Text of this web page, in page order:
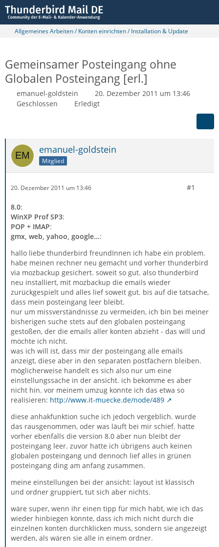
Allgemeines Arbeiten / Konten einrichten / Installation & Update
Gemeinsamer Posteingang ohne
Globalen Posteingang [erl.]
emanuel-goldstein
20. Dezember 2011 um 13:46
Geschlossen
Erledigt
emanuel-goldstein
Mitglied
20. Dezember 2011 um 13:46 #1
8.0:
WinXP Prof SP3:
POP + IMAP:
gmx, web, yahoo, google...:
hallo liebe thunderbird freundInnen ich habe ein problem.
habe meinen rechner neu gemacht und vorher thunderbird
via mozbackup gesichert. soweit so gut. also thunderbird
neu installiert, mit mozbackup die emails wieder
zurückgespielt und alles lief soweit gut. bis auf die tatsache,
dass mein posteingang leer bleibt.
nur um missverständnisse zu vermeiden, ich bin bei meiner
bisherigen suche stets auf den globalen posteingang
gestoßen, der die emails aller konten abzieht - das will und
möchte ich nicht.
was ich will ist, dass mir der posteingang alle emails
anzeigt, diese aber in den separaten postfächern bleiben.
möglicherweise handelt es sich also nur um eine
einstellungssache in der ansicht. ich bekomme es aber
nicht hin. vor meinem umzug konnte ich das etwa so
realisieren: http://www.it-muecke.de/node/489
diese anhakfunktion suche ich jedoch vergeblich. wurde
das rausgenommen, oder was läuft bei mir schief. hatte
vorher ebenfalls die version 8.0 aber nun bleibt der
posteingang leer. zuvor hatte ich übrigens auch keinen
globalen posteingang und dennoch lief alles in grünen
posteingang ding am anfang zusammen.
meine einstellungen bei der ansicht: layout ist klassisch
und ordner gruppiert, tut sich aber nichts.
wäre super, wenn ihr einen tipp für mich habt, wie ich das
wieder hinbiegen könnte, dass ich mich nicht durch die
einzelnen konten durchklicken muss, sondern sie angezeigt
werden, als wären sie alle in einem ordner.